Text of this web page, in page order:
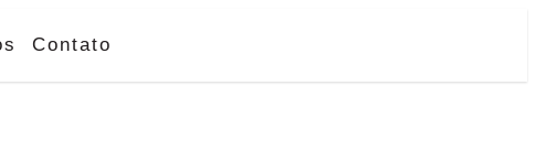
Contato